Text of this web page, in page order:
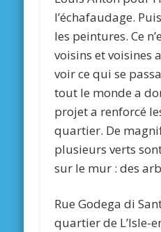
l’échafaudage.
les peintures. Ce
voisins et voisines
voir ce qui se
tout le monde a
projet a renforcé
quartier. De
plusieurs verts
sur le mur : des
Rue Godega di
quartier de L’Isle-